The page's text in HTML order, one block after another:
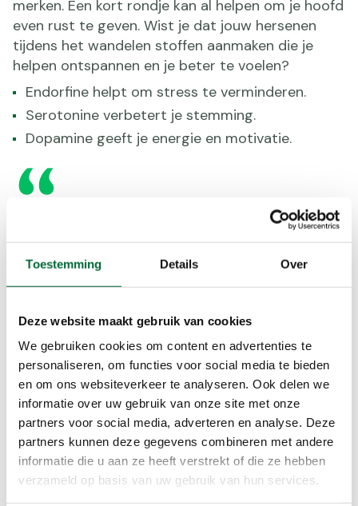
Toestemming Details Over
Deze website maakt gebruik van cookies
We gebruiken cookies om content en advertenties te
personaliseren, om functies voor social media te bieden
en om ons websiteverkeer te analyseren. Ook delen we
informatie over uw gebruik van onze site met onze
partners voor social media, adverteren en analyse. Deze
partners kunnen deze gegevens combineren met andere
informatie die u aan ze heeft verstrekt of die ze hebben
verzameld op basis van uw gebruik van hun services.
merken. Een kort rondje kan al helpen om je hoofd
even rust te geven. Wist je dat jouw hersenen
tijdens het wandelen stoffen aanmaken die je
helpen ontspannen en je beter te voelen?
Endorfine helpt om stress te verminderen.
Serotonine verbetert je stemming.
Dopamine geeft je energie en motivatie.
Laat tijdens je wandeling je
telefoon zoveel mogelijk in je
zak. Zonder afleiding krijgen je
gedachten te verwerken en tot
rust te komen